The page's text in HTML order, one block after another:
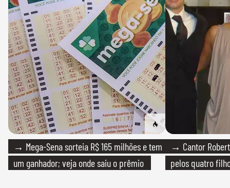
→ Mega-Sena sorteia R$ 165 milhões e tem
um ganhador; veja onde saiu o prêmio
→ Cantor
pelos quatro